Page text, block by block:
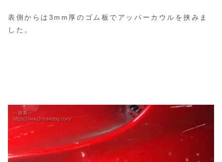
表側からは3mm厚のゴム板でアッパーカウルを挟みま
した。